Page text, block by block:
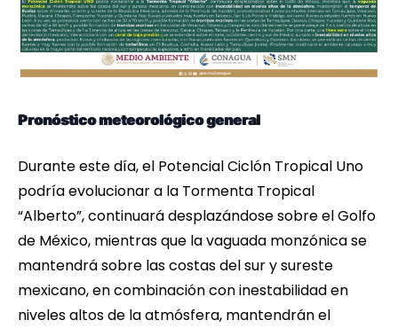
Pronóstico meteorológico general
Durante este día, el Potencial Ciclón Tropical Uno
podría evolucionar a la Tormenta Tropical
“Alberto”, continuará desplazándose sobre el Golfo
de México, mientras que la vaguada monzónica se
mantendrá sobre las costas del sur y sureste
mexicano, en combinación con inestabilidad en
niveles altos de la atmósfera, mantendrán el